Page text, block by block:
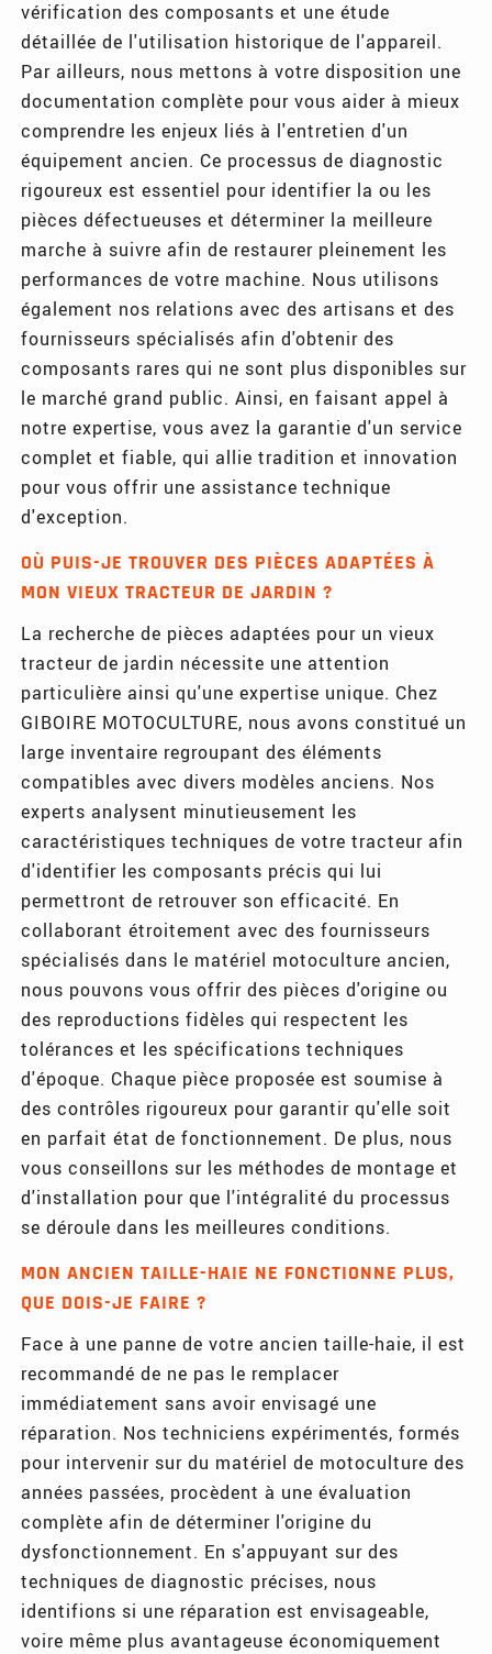
vérification des composants et une étude
détaillée de l'utilisation historique de l'appareil.
Par ailleurs, nous mettons à votre disposition une
documentation complète pour vous aider à mieux
comprendre les enjeux liés à l'entretien d'un
équipement ancien. Ce processus de diagnostic
rigoureux est essentiel pour identifier la ou les
pièces défectueuses et déterminer la meilleure
marche à suivre afin de restaurer pleinement les
performances de votre machine. Nous utilisons
également nos relations avec des artisans et des
fournisseurs spécialisés afin d'obtenir des
composants rares qui ne sont plus disponibles sur
le marché grand public. Ainsi, en faisant appel à
notre expertise, vous avez la garantie d'un service
complet et fiable, qui allie tradition et innovation
pour vous offrir une assistance technique
d'exception.
OÙ PUIS-JE TROUVER DES PIÈCES ADAPTÉES À
MON VIEUX TRACTEUR DE JARDIN ?
La recherche de pièces adaptées pour un vieux
tracteur de jardin nécessite une attention
particulière ainsi qu'une expertise unique. Chez
GIBOIRE MOTOCULTURE, nous avons constitué un
large inventaire regroupant des éléments
compatibles avec divers modèles anciens. Nos
experts analysent minutieusement les
caractéristiques techniques de votre tracteur afin
d'identifier les composants précis qui lui
permettront de retrouver son efficacité. En
collaborant étroitement avec des fournisseurs
spécialisés dans le matériel motoculture ancien,
nous pouvons vous offrir des pièces d'origine ou
des reproductions fidèles qui respectent les
tolérances et les spécifications techniques
d'époque. Chaque pièce proposée est soumise à
des contrôles rigoureux pour garantir qu'elle soit
en parfait état de fonctionnement. De plus, nous
vous conseillons sur les méthodes de montage et
d'installation pour que l'intégralité du processus
se déroule dans les meilleures conditions.
MON ANCIEN TAILLE-HAIE NE FONCTIONNE PLUS,
QUE DOIS-JE FAIRE ?
Face à une panne de votre ancien taille-haie, il est
recommandé de ne pas le remplacer
immédiatement sans avoir envisagé une
réparation. Nos techniciens expérimentés, formés
pour intervenir sur du matériel de motoculture des
années passées, procèdent à une évaluation
complète afin de déterminer l'origine du
dysfonctionnement. En s'appuyant sur des
techniques de diagnostic précises, nous
identifions si une réparation est envisageable,
voire même plus avantageuse économiquement